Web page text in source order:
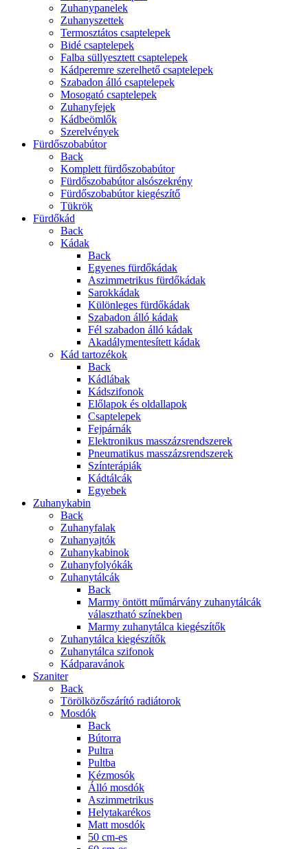
Zuhanypanelek
Zuhanyszettek
Termosztátos csaptelepek
Bidé csaptelepek
Falba süllyesztett csaptelepek
Kádperemre szerelhető csaptelepek
Szabadon álló csaptelepek
Mosogató csaptelepek
Zuhanyfejek
Kádbeömlők
Szerelvények
Fürdőszobabútor
Back
Komplett fürdőszobabútor
Fürdőszobabútor alsószekrény
Fürdőszobabútor kiegészítő
Tükrök
Fürdőkád
Back
Kádak
Back
Egyenes fürdőkádak
Aszimmetrikus fürdőkádak
Sarokkádak
Különleges fürdőkádak
Szabadon álló kádak
Fél szabadon álló kádak
Akadálymentesített kádak
Kád tartozékok
Back
Kádlábak
Kádszifonok
Előlapok és oldallapok
Csaptelepek
Fejpárnák
Elektronikus masszázsrendszerek
Pneumatikus masszázsrendszerek
Színterápiák
Kádtálcák
Egyebek
Zuhanykabin
Back
Zuhanyfalak
Zuhanyajtók
Zuhanykabinok
Zuhanyfolyókák
Zuhanytálcák
Back
Marmy öntött műmárvány zuhanytálcák
választható színekben
Marmy zuhanytálca kiegészítők
Zuhanytálca kiegészítők
Zuhanytálca szifonok
Kádparavánok
Szaniter
Back
Törölközőszárító radiátorok
Mosdók
Back
Bútorra
Pultra
Pultba
Kézmosók
Álló mosdók
Aszimmetrikus
Helytakarékos
Matt mosdók
50 cm-es